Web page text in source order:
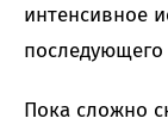
интенсивное
последующего
Пока сложно